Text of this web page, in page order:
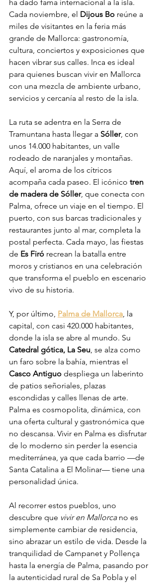
ha dado fama internacional a la isla.
Cada noviembre, el Dijous Bo reúne a
miles de visitantes en la feria más
grande de Mallorca: gastronomía,
cultura, conciertos y exposiciones que
hacen vibrar sus calles. Inca es ideal
para quienes buscan vivir en Mallorca
con una mezcla de ambiente urbano,
servicios y cercanía al resto de la isla.
La ruta se adentra en la Serra de
Tramuntana hasta llegar a Sóller, con
unos 14.000 habitantes, un valle
rodeado de naranjales y montañas.
Aquí, el aroma de los cítricos
acompaña cada paseo. El icónico tren
de madera de Sóller, que conecta con
Palma, ofrece un viaje en el tiempo. El
puerto, con sus barcas tradicionales y
restaurantes junto al mar, completa la
postal perfecta. Cada mayo, las fiestas
de Es Firó recrean la batalla entre
moros y cristianos en una celebración
que transforma el pueblo en escenario
vivo de su historia.
Y, por último, Palma de Mallorca, la
capital, con casi 420.000 habitantes,
donde la isla se abre al mundo. Su
Catedral gótica, La Seu, se alza como
un faro sobre la bahía, mientras el
Casco Antiguo despliega un laberinto
de patios señoriales, plazas
escondidas y calles llenas de arte.
Palma es cosmopolita, dinámica, con
una oferta cultural y gastronómica que
no descansa. Vivir en Palma es disfrutar
de lo moderno sin perder la esencia
mediterránea, ya que cada barrio —de
Santa Catalina a El Molinar— tiene una
personalidad única.
Al recorrer estos pueblos, uno
descubre que vivir en Mallorca no es
simplemente cambiar de residencia,
sino abrazar un estilo de vida. Desde la
tranquilidad de Campanet y Pollença
hasta la energía de Palma, pasando por
la autenticidad rural de Sa Pobla y el